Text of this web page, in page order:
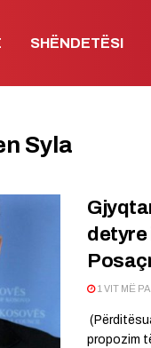
SHËNDETËSI
Syla
detyre
1 VIT MË
propozim